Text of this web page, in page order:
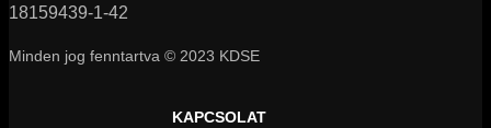
18159439-1-42
Minden jog fenntartva © 2023 KDSE
KAPCSOLAT